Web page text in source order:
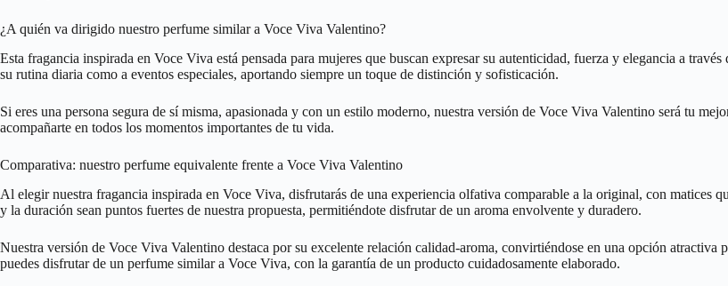
¿A quién va dirigido nuestro perfume similar a Voce Viva Valentino?
Esta fragancia inspirada en Voce Viva está pensada para mujeres que buscan expresar su autenticidad, fuerza y elegancia a
su rutina diaria como a eventos especiales, aportando siempre un toque de distinción y sofisticación.
Si eres una persona segura de sí misma, apasionada y con un estilo moderno, nuestra versión de Voce Viva Valentino será tu
acompañarte en todos los momentos importantes de tu vida.
Comparativa: nuestro perfume equivalente frente a Voce Viva Valentino
Al elegir nuestra fragancia inspirada en Voce Viva, disfrutarás de una experiencia olfativa comparable a la original, con matices
y la duración sean puntos fuertes de nuestra propuesta, permitiéndote disfrutar de un aroma envolvente y duradero.
Nuestra versión de Voce Viva Valentino destaca por su excelente relación calidad-aroma, convirtiéndose en una opción
puedes disfrutar de un perfume similar a Voce Viva, con la garantía de un producto cuidadosamente elaborado.